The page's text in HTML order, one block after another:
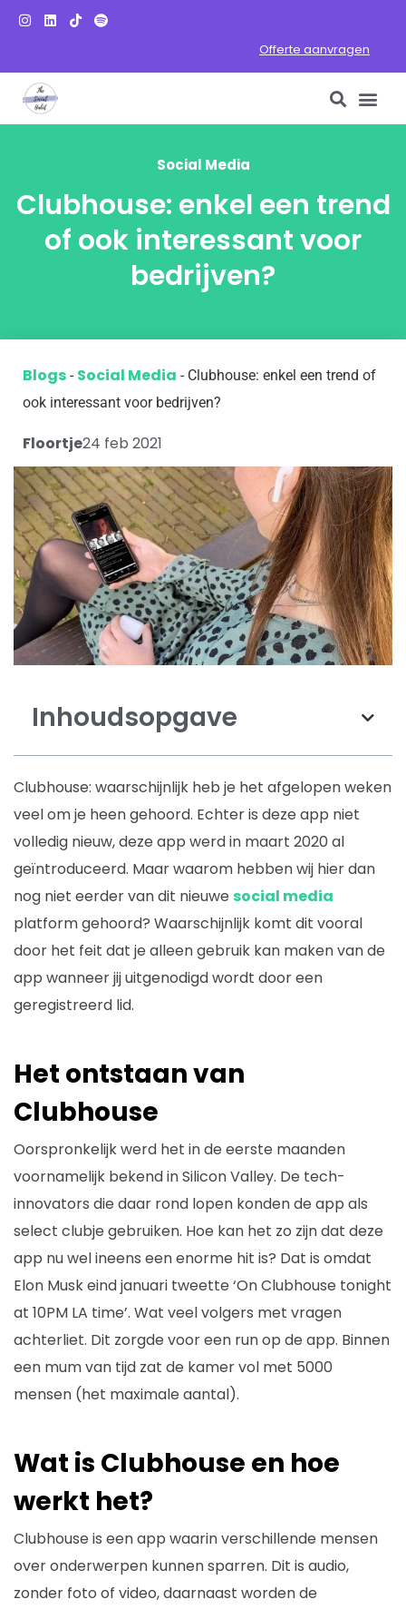
Offerte aanvragen
Social Media
Clubhouse: enkel een trend
of ook interessant voor
bedrijven?
Blogs - Social Media - Clubhouse: enkel een trend of
ook interessant voor bedrijven?
Floortje24 feb 2021
Inhoudsopgave
Clubhouse: waarschijnlijk heb je het afgelopen weken
veel om je heen gehoord. Echter is deze app niet
volledig nieuw, deze app werd in maart 2020 al
geïntroduceerd. Maar waarom hebben wij hier dan
nog niet eerder van dit nieuwe social media
platform gehoord? Waarschijnlijk komt dit vooral
door het feit dat je alleen gebruik kan maken van de
app wanneer jij uitgenodigd wordt door een
geregistreerd lid.
Het ontstaan van
Clubhouse
Oorspronkelijk werd het in de eerste maanden
voornamelijk bekend in Silicon Valley. De tech-
innovators die daar rond lopen konden de app als
select clubje gebruiken. Hoe kan het zo zijn dat deze
app nu wel ineens een enorme hit is? Dat is omdat
Elon Musk eind januari tweette ‘On Clubhouse tonight
at 10PM LA time’. Wat veel volgers met vragen
achterliet. Dit zorgde voor een run op de app. Binnen
een mum van tijd zat de kamer vol met 5000
mensen (het maximale aantal).
Wat is Clubhouse en hoe
werkt het?
Clubhouse is een app waarin verschillende mensen
over onderwerpen kunnen sparren. Dit is audio,
zonder foto of video, daarnaast worden de